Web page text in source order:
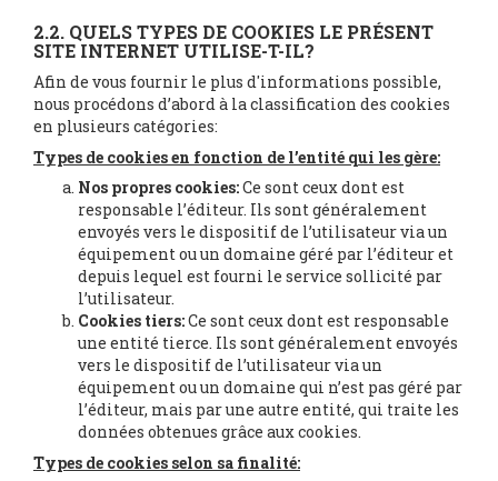
2.2. QUELS TYPES DE COOKIES LE PRÉSENT
SITE INTERNET UTILISE-T-IL?
Afin de vous fournir le plus d'informations possible,
nous procédons d’abord à la classification des cookies
en plusieurs catégories:
Types de cookies en fonction de l’entité qui les gère:
Nos propres cookies:Ce sont ceux dont est
responsable l’éditeur. Ils sont généralement
envoyés vers le dispositif de l’utilisateur via un
équipement ou un domaine géré par l’éditeur et
depuis lequel est fourni le service sollicité par
l’utilisateur.
Cookies tiers:Ce sont ceux dont est responsable
une entité tierce. Ils sont généralement envoyés
vers le dispositif de l’utilisateur via un
équipement ou un domaine qui n’est pas géré par
l’éditeur, mais par une autre entité, qui traite les
données obtenues grâce aux cookies.
Types de cookies selon sa finalité: